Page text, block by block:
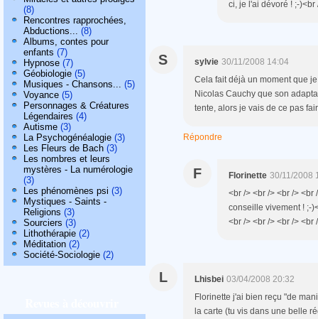
(8)
Rencontres rapprochées,
Abductions... (8)
Albums, contes pour
enfants (7)
Hypnose (7)
Géobiologie (5)
Musiques - Chansons... (5)
Voyance (5)
Personnages & Créatures
Légendaires (4)
Autisme (3)
La Psychogénéalogie (3)
Les Fleurs de Bach (3)
Les nombres et leurs
mystères - La numérologie
(3)
Les phénomènes psi (3)
Mystiques - Saints -
Religions (3)
Sourciers (3)
Lithothérapie (2)
Méditation (2)
Société-Sociologie (2)
ci, je l'ai dévoré ! ;-)<br
S sylvie 30/11/2008 14:04
Cela fait déjà un moment que
Nicolas Cauchy que son
tente, alors je vais de ce pas
Répondre
F Florinette 30/11/2008
<br /> <br /> <br />
conseille vivement ! ;-
<br /> <br /> <br /> <br
L Lhisbei 03/04/2008 20:32
Florinette j'ai bien reçu "de
la carte (tu vis dans une belle